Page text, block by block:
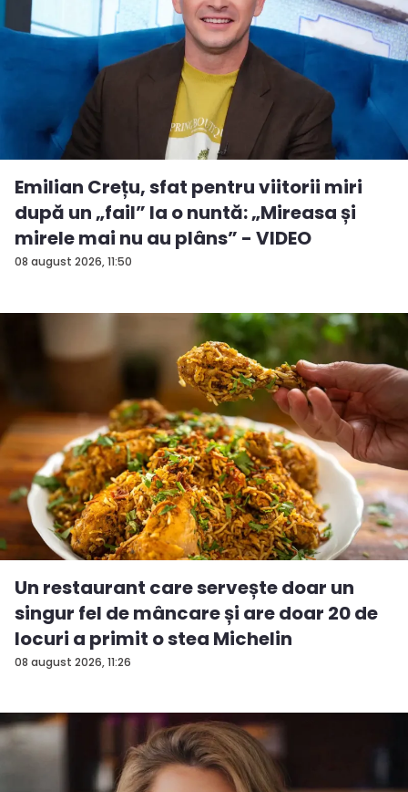
08 august 2026, 11:50
Emilian Crețu, sfat pentru viitorii miri
după un „fail” la o nuntă: „Mireasa și
mirele mai nu au plâns” - VIDEO
08 august 2026, 11:26
Un restaurant care servește doar un
singur fel de mâncare și are doar 20 de
locuri a primit o stea Michelin